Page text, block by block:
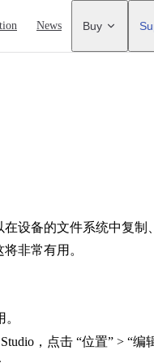
News Buy
在设备的文件系统中复
非常有用。
，点击 “位置” > “编